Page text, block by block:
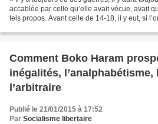
accablée par celle qu’elle avait vécue, avait
tels propos. Avant celle de 14-18, il y eut, si
Comment Boko Haram
inégalités,
l’arbitraire
Publié le 21/01/2015 à 17:52
Par Socialisme libertaire